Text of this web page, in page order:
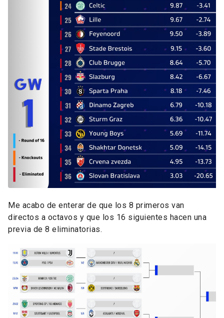
Me acabo de enterar de que los 8 primeros van
directos a octavos y que los 16 siguientes hacen una
previa de 8 eliminatorias.